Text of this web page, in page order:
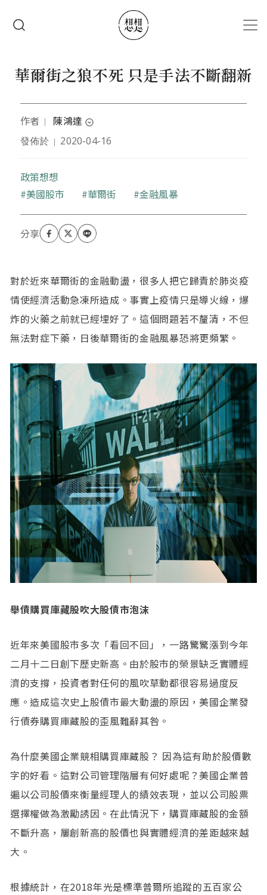
華爾街之狼不死 只是手法不斷翻新
作者 ｜ 陳鴻達 expand_circle_down
現為台灣金融研訓院副研究員，研究領域包括:宏觀審
院秘書長室參議與立委辦公室主任。
發佈於 ｜ 2020-04-16
政策想想
關鍵字
美國股市 華爾街 金融風暴
對於近來華爾街的金融動盪，很多人把它歸責於肺炎疫
情使經濟活動急凍所造成。事實上疫情只是導火線，爆
炸的火藥之前就已經埋好了。這個問題若不釐清，不但
無法對症下藥，日後華爾街的金融風暴恐將更頻繁。
舉債購買庫藏股吹大股債市泡沫
近年來美國股市多次「看回不回」，一路驚驚漲到今年
二月十二日創下歷史新高。由於股市的榮景缺乏實體經
濟的支撐，投資者對任何的風吹草動都很容易過度反
應。造成這次史上股債市最大動盪的原因，美國企業發
行債券購買庫藏股的歪風難辭其咎。
為什麼美國企業競相購買庫藏股？ 因為這有助於股價數
字的好看。這對公司管理階層有何好處呢？美國企業普
遍以公司股價來衡量經理人的績效表現，並以公司股票
選擇權做為激勵誘因。在此情況下，購買庫藏股的金額
不斷升高，屢創新高的股價也與實體經濟的差距越來越
大。
根據統計，在2018年光是標準普爾所追蹤的五百家公